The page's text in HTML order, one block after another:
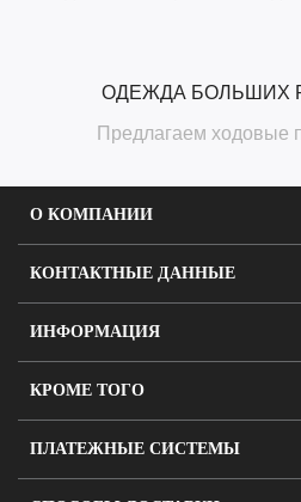
ОДЕЖДА БОЛЬШИХ
Предлагаем ходовые
О КОМПАНИИ
КОНТАКТНЫЕ ДАННЫЕ
ИНФОРМАЦИЯ
КРОМЕ ТОГО
ПЛАТЕЖНЫЕ СИСТЕМЫ